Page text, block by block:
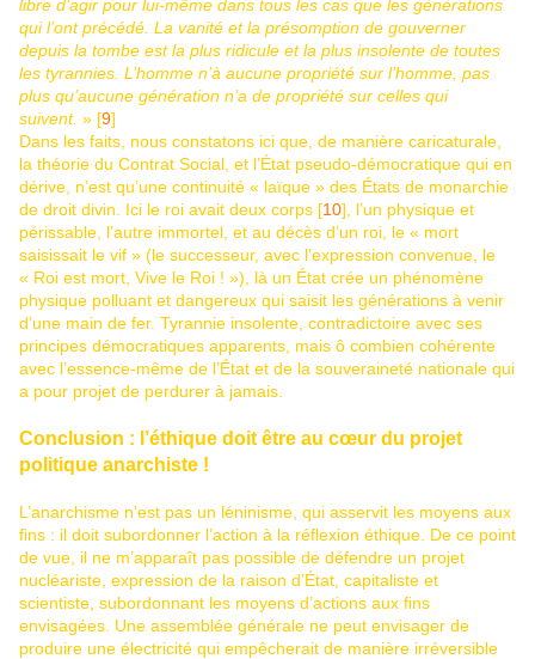
libre d’agir pour lui-même dans tous les cas que les générations
qui l’ont précédé. La vanité et la présomption de gouverner
depuis la tombe est la plus ridicule et la plus insolente de toutes
les tyrannies. L’homme n’à aucune propriété sur l’homme, pas
plus qu’aucune génération n’a de propriété sur celles qui
suivent. » [9]
Dans les faits, nous constatons ici que, de manière caricaturale,
la théorie du Contrat Social, et l’État pseudo-démocratique qui en
dérive, n’est qu’une continuité « laïque » des États de monarchie
de droit divin. Ici le roi avait deux corps [10], l’un physique et
périssable, l’autre immortel, et au décès d’un roi, le « mort
saisissait le vif » (le successeur, avec l’expression convenue, le
« Roi est mort, Vive le Roi ! »), là un État crée un phénomène
physique polluant et dangereux qui saisit les générations à venir
d’une main de fer. Tyrannie insolente, contradictoire avec ses
principes démocratiques apparents, mais ô combien cohérente
avec l’essence-même de l’État et de la souveraineté nationale qui
a pour projet de perdurer à jamais.
Conclusion : l’éthique doit être au cœur du projet
politique anarchiste !
L’anarchisme n’est pas un léninisme, qui asservit les moyens aux
fins : il doit subordonner l’action à la réflexion éthique. De ce point
de vue, il ne m’apparaît pas possible de défendre un projet
nucléariste, expression de la raison d’État, capitaliste et
scientiste, subordonnant les moyens d’actions aux fins
envisagées. Une assemblée générale ne peut envisager de
produire une électricité qui empêcherait de manière irréversible